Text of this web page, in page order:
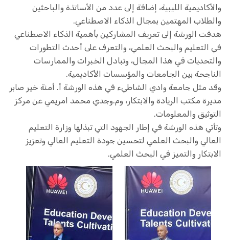
والأكاديمية الليبية، إضافة إلى عدد من الأساتذة والباحثين
والطلاب المهتمين بمجال الذكاء الاصطناعي.
هدفت الورشة إلى تعريف المشاركين بأهمية الذكاء الاصطناعي
في التعليم والبحث العلمي، والتعرف على أحدث التطورات
والتحديات في هذا المجال، وتبادل الخبرات والممارسات
الناجحة بين الجامعات والمؤسسات الأكاديمية.
وقد مثل جامعة وادي الشاطيء في هذه الورشة أ. أمنة خير صابر
مديرة مكتب الريادة والابتكار، وم.وجدي محمد امريمي عن مركز
التوثيق والمعلومات.
وتأتي هذه الورشة في إطار الجهود التي تبذلها وزارة التعليم
العالي والبحث العلمي لتحسين جودة التعليم العالي وتعزيز
الابتكار والتميز في البحث العلمي.